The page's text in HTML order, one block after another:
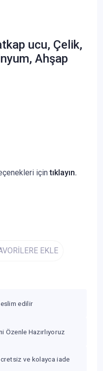
ucu, Çelik,
Ahşap
içintıklayın.
EKLE
edilir
Özenle Hazırlıyoruz
ve kolayca iade